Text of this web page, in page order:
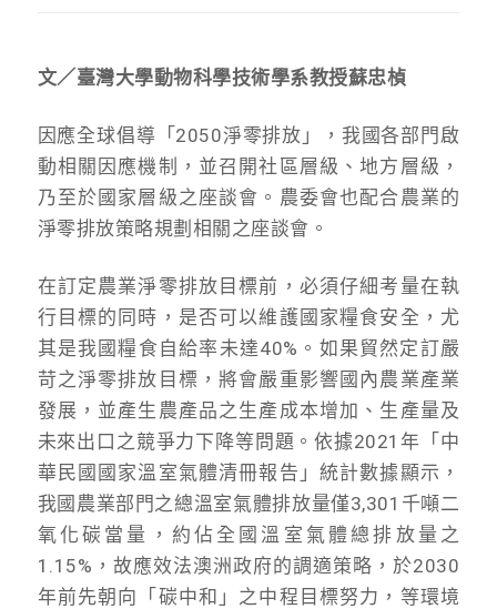
文／臺灣大學動物科學技術學系教授蘇忠楨
因應全球倡導「2050淨零排放」，我國各部門啟
動相關因應機制，並召開社區層級、地方層級，
乃至於國家層級之座談會。農委會也配合農業的
淨零排放策略規劃相關之座談會。
在訂定農業淨零排放目標前，必須仔細考量在執
行目標的同時，是否可以維護國家糧食安全，尤
其是我國糧食自給率未達40%。如果貿然定訂嚴
苛之淨零排放目標，將會嚴重影響國內農業產業
發展，並產生農產品之生產成本增加、生產量及
未來出口之競爭力下降等問題。依據2021年「中
華民國國家溫室氣體清冊報告」統計數據顯示，
我國農業部門之總溫室氣體排放量僅3,301千噸二
氧化碳當量，約佔全國溫室氣體總排放量之
1.15%，故應效法澳洲政府的調適策略，於2030
年前先朝向「碳中和」之中程目標努力，等環境